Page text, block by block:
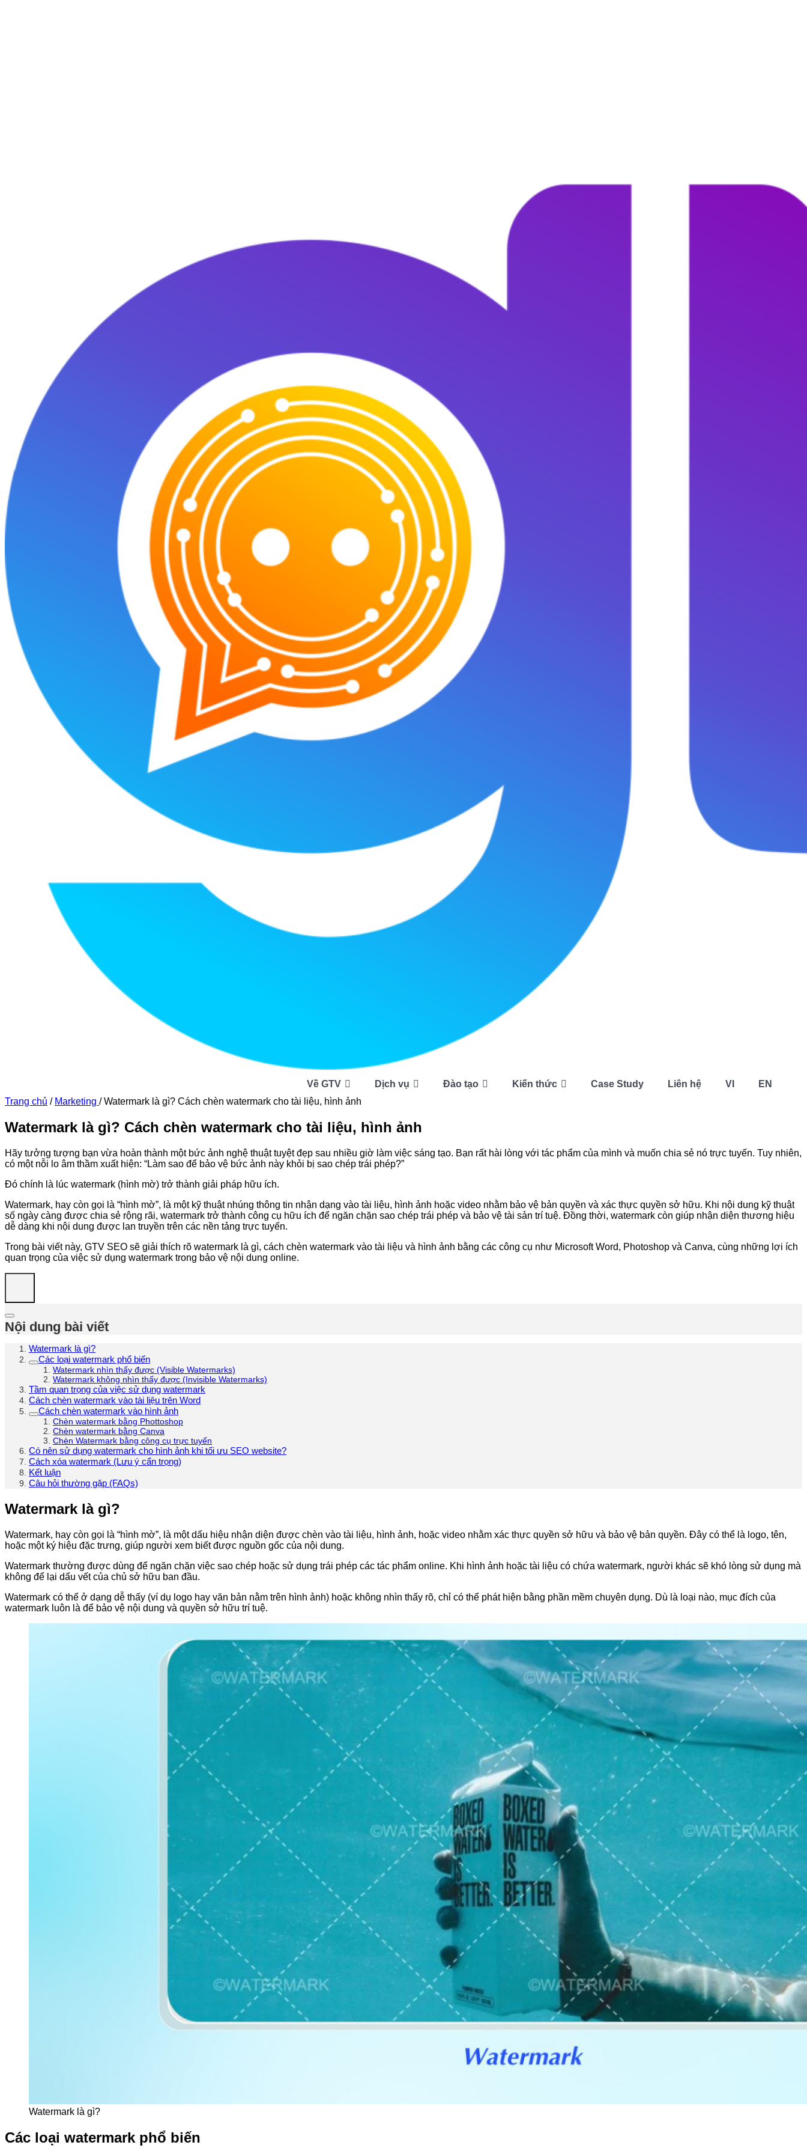
Về GTV Dịch vụ Đào tạo Kiến thức Case Study Liên hệ VI
EN
Trang chủ / Marketing / Watermark là gì? Cách chèn watermark cho tài liệu, hình ảnh
Watermark là gì? Cách chèn watermark cho tài liệu, hình ảnh
Hãy tưởng tượng bạn vừa hoàn thành một bức ảnh nghệ thuật tuyệt đẹp sau nhiều giờ làm việc sáng tạo. Bạn rất hài lòng với tác phẩm của mình và muốn chia sẻ nó trực tuyến. Tuy nhiên,
có một nỗi lo âm thầm xuất hiện: “Làm sao để bảo vệ bức ảnh này khỏi bị sao chép trái phép?”
Đó chính là lúc watermark (hình mờ) trở thành giải pháp hữu ích.
Watermark, hay còn gọi là “hình mờ”, là một kỹ thuật nhúng thông tin nhận dạng vào tài liệu, hình ảnh hoặc video nhằm bảo vệ bản quyền và xác thực quyền sở hữu. Khi nội dung kỹ thuật
số ngày càng được chia sẻ rộng rãi, watermark trở thành công cụ hữu ích để ngăn chặn sao chép trái phép và bảo vệ tài sản trí tuệ. Đồng thời, watermark còn giúp nhận diện thương hiệu
dễ dàng khi nội dung được lan truyền trên các nền tảng trực tuyến.
Trong bài viết này, GTV SEO sẽ giải thích rõ watermark là gì, cách chèn watermark vào tài liệu và hình ảnh bằng các công cụ như Microsoft Word, Photoshop và Canva, cùng những lợi ích
quan trọng của việc sử dụng watermark trong bảo vệ nội dung online.
Nội dung bài viết
Watermark là gì?
Các loại watermark phổ biến
Watermark nhìn thấy được (Visible Watermarks)
Watermark không nhìn thấy được (Invisible Watermarks)
Tầm quan trọng của việc sử dụng watermark
Cách chèn watermark vào tài liệu trên Word
Cách chèn watermark vào hình ảnh
Chèn watermark bằng Phottoshop
Chèn watermark bằng Canva
Chèn Watermark bằng công cụ trực tuyến
Có nên sử dụng watermark cho hình ảnh khi tối ưu SEO website?
Cách xóa watermark (Lưu ý cẩn trọng)
Kết luận
Câu hỏi thường gặp (FAQs)
Watermark là gì?
Watermark, hay còn gọi là “hình mờ”, là một dấu hiệu nhận diện được chèn vào tài liệu, hình ảnh, hoặc video nhằm xác thực quyền sở hữu và bảo vệ bản quyền. Đây có thể là logo, tên,
hoặc một ký hiệu đặc trưng, giúp người xem biết được nguồn gốc của nội dung.
Watermark thường được dùng để ngăn chặn việc sao chép hoặc sử dụng trái phép các tác phẩm online. Khi hình ảnh hoặc tài liệu có chứa watermark, người khác sẽ khó lòng sử dụng mà
không để lại dấu vết của chủ sở hữu ban đầu.
Watermark có thể ở dạng dễ thấy (ví dụ logo hay văn bản nằm trên hình ảnh) hoặc không nhìn thấy rõ, chỉ có thể phát hiện bằng phần mềm chuyên dụng. Dù là loại nào, mục đích của
watermark luôn là để bảo vệ nội dung và quyền sở hữu trí tuệ.
Watermark là gì?
Các loại watermark phổ biến